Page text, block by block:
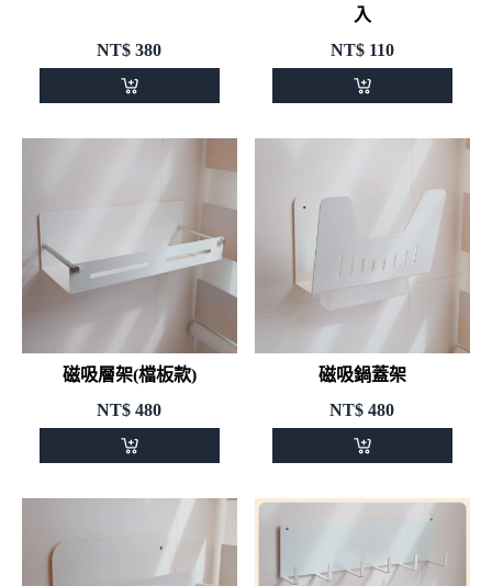
NT$ 380
入
NT$110
磁吸層架(檔板款)
NT$ 480
磁吸鍋蓋架
NT$ 480